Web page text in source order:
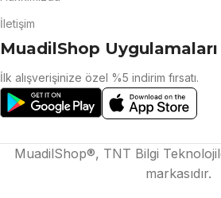
İletişim
MuadilShop Uygulamaları
İlk alışverişinize özel %5 indirim fırsatı.
MuadilShop®, TNT Bilgi
markasıdır.